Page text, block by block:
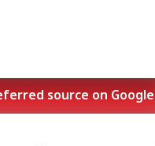
source on Google